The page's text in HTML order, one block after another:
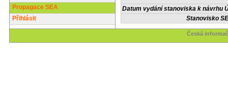
Propagace SEA
Přihlásit
Datum vydání stanoviska k návrhu
Stanovisko
Česká